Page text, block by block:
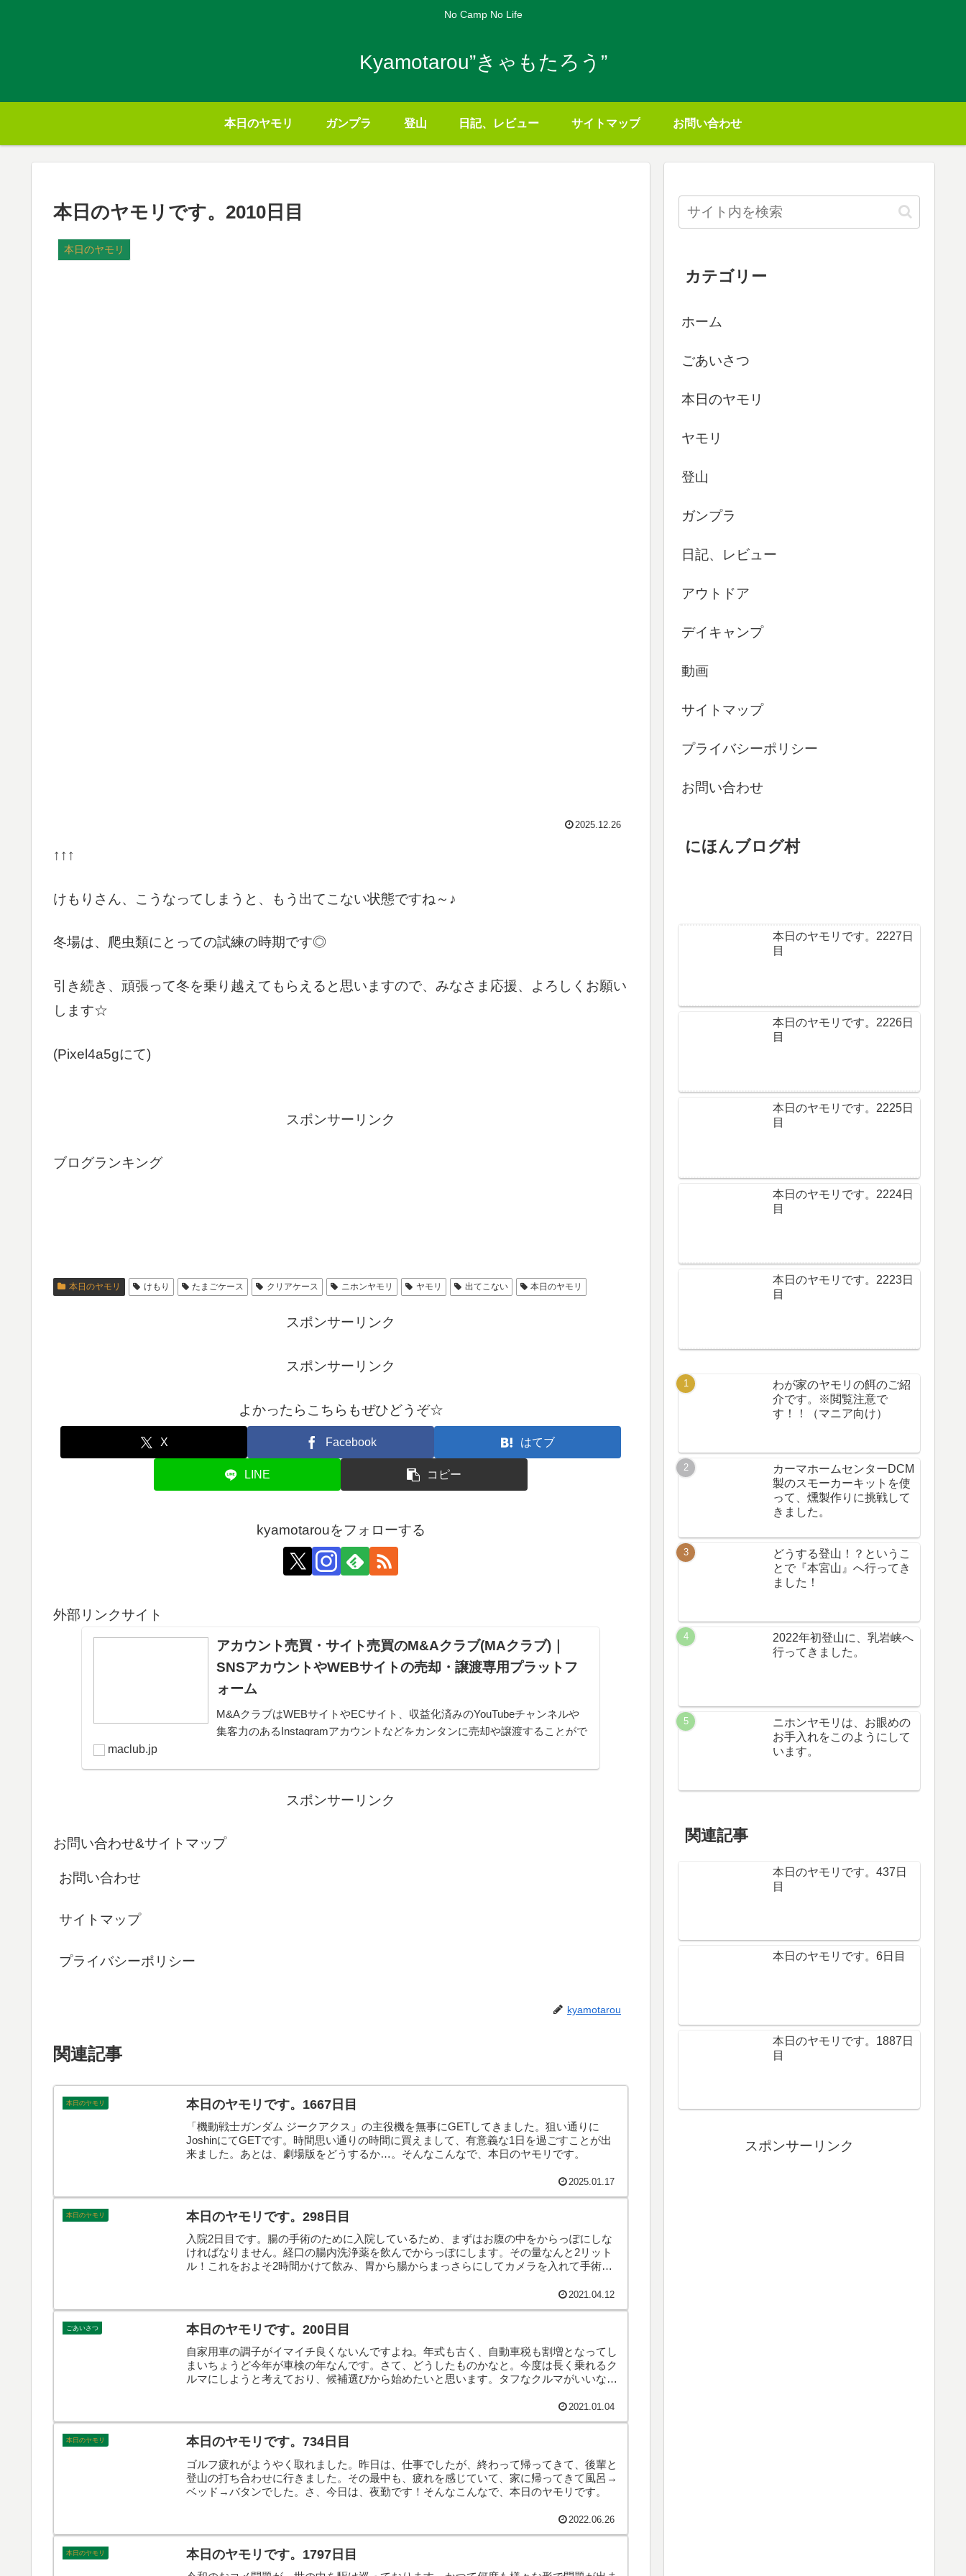
No Camp No Life
Kyamotarou”きゃもたろう”
本日のヤモリ ガンプラ 登山 日記、レビュー サイトマップ お問い合わせ
本日のヤモリです。2010日目
本日のヤモリ
2025.12.26
↑↑↑
けもりさん、こうなってしまうと、もう出てこない状態ですね～♪
冬場は、爬虫類にとっての試練の時期です◎
引き続き、頑張って冬を乗り越えてもらえると思いますので、みなさま応援、よろしくお願い
します☆
(Pixel4a5gにて)
スポンサーリンク
ブログランキング
本日のヤモリ けもり たまごケース クリアケース ニホンヤモリ ヤモリ 出てこない 本日のヤモリ
スポンサーリンク
スポンサーリンク
よかったらこちらもぜひどうぞ☆
X Facebook はてブ
LINE コピー
kyamotarouをフォローする
外部リンクサイト
アカウント売買・サイト売買のM&Aクラブ(MAクラブ)｜
SNSアカウントやWEBサイトの売却・譲渡専用プラットフ
ォーム
M&AクラブはWEBサイトやECサイト、収益化済みのYouTubeチャンネルや
集客力のあるInstagramアカウントなどをカンタンに売却や譲渡することがで
maclub.jp
スポンサーリンク
お問い合わせ&サイトマップ
お問い合わせ
サイトマップ
プライバシーポリシー
kyamotarou
関連記事
本日のヤモリ 本日のヤモリです。1667日目
「機動戦士ガンダム ジークアクス」の主役機を無事にGETしてきました。狙い通りに
JoshinにてGETです。時間思い通りの時間に買えまして、有意義な1日を過ごすことが出
来ました。あとは、劇場版をどうするか…。そんなこんなで、本日のヤモリです。
2025.01.17
本日のヤモリ 本日のヤモリです。298日目
入院2日目です。腸の手術のために入院しているため、まずはお腹の中をからっぽにしな
ければなりません。経口の腸内洗浄薬を飲んでからっぽにします。その量なんと2リット
ル！これをおよそ2時間かけて飲み、胃から腸からまっさらにしてカメラを入れて手術を
2021.04.12
ごあいさつ 本日のヤモリです。200日目
自家用車の調子がイマイチ良くないんですよね。年式も古く、自動車税も割増となってし
まいちょうど今年が車検の年なんです。さて、どうしたものかなと。今度は長く乗れるク
ルマにしようと考えており、候補選びから始めたいと思います。タフなクルマがいいな
2021.01.04
本日のヤモリ 本日のヤモリです。734日目
ゴルフ疲れがようやく取れました。昨日は、仕事でしたが、終わって帰ってきて、後輩と
登山の打ち合わせに行きました。その最中も、疲れを感じていて、家に帰ってきて風呂→
ベッド→バタンでした。さ、今日は、夜勤です！そんなこんなで、本日のヤモリです。
2022.06.26
本日のヤモリ 本日のヤモリです。1797日目
カテゴリー
ホーム
ごあいさつ
本日のヤモリ
ヤモリ
登山
ガンプラ
日記、レビュー
アウトドア
デイキャンプ
動画
サイトマップ
プライバシーポリシー
お問い合わせ
にほんブログ村
本日のヤモリです。2227日
目
本日のヤモリです。2226日
目
本日のヤモリです。2225日
目
本日のヤモリです。2224日
目
本日のヤモリです。2223日
目
わが家のヤモリの餌のご紹
介です。※閲覧注意で
す！！（マニア向け）
カーマホームセンターDCM
製のスモーカーキットを使
って、燻製作りに挑戦して
きました。
どうする登山！？というこ
とで『本宮山』へ行ってき
ました！
2022年初登山に、乳岩峡へ
行ってきました。
ニホンヤモリは、お眼めの
お手入れをこのようにして
います。
関連記事
本日のヤモリです。437日
目
本日のヤモリです。6日目
本日のヤモリです。1887日
目
スポンサーリンク